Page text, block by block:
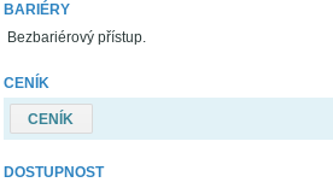
BARIÉRY
Bezbariérový přístup.
CENÍK
CENÍK
DOSTUPNOST